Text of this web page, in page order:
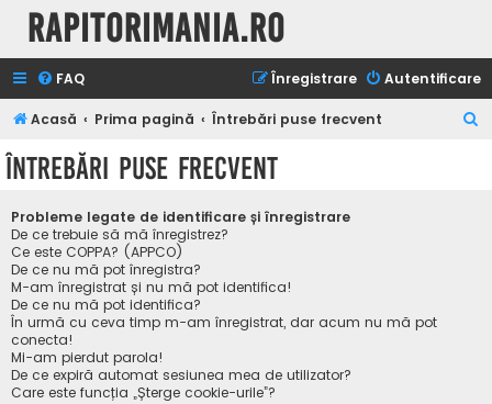
Rapitorimania.ro
FAQ Autentificare
Înregistrare
Acasă Prima pagină Întrebări puse frecvent
Întrebări puse frecvent
Probleme legate de identificare și înregistrare
De ce trebuie să mă înregistrez?
Ce este COPPA? (APPCO)
De ce nu mă pot înregistra?
M-am înregistrat și nu mă pot identifica!
De ce nu mă pot identifica?
În urmă cu ceva timp m-am înregistrat, dar acum nu mă pot
conecta!
Mi-am pierdut parola!
De ce expiră automat sesiunea mea de utilizator?
Care este funcția „Șterge cookie-urile”?